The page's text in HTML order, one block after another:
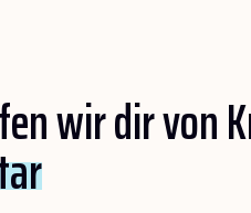
wir dir von